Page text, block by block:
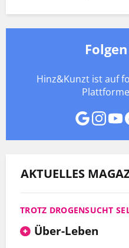
Hinz&Kunzt ist auf
AKTUELLES
TROTZ DROGENSUCHT
Über-Leben